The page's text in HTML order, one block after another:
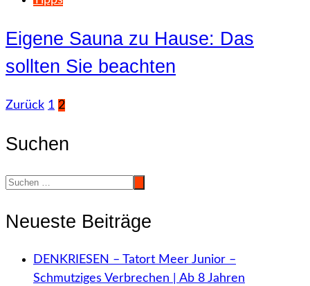
Eigene Sauna zu Hause: Das
sollten Sie beachten
Seitennummerierung
der
Zurück 1 2
Suchen
Neueste Beiträge
DENKRIESEN – Tatort Meer Junior –
Schmutziges Verbrechen | Ab 8 Jahren